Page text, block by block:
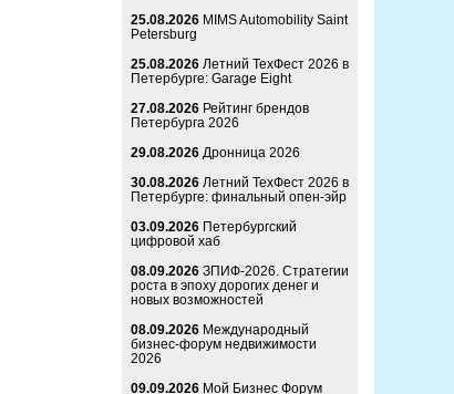
25.08.2026 MIMS Automobility Saint
Petersburg
25.08.2026 Летний ТехФест 2026 в
Петербурге: Garage Eight
27.08.2026 Рейтинг брендов
Петербурга 2026
29.08.2026 Дронница 2026
30.08.2026 Летний ТехФест 2026 в
Петербурге: финальный опен-эйр
03.09.2026 Петербургский
цифровой хаб
08.09.2026 ЗПИФ-2026. Стратегии
роста в эпоху дорогих денег и
новых возможностей
08.09.2026 Международный
бизнес-форум недвижимости
2026
09.09.2026 Мой Бизнес Форум